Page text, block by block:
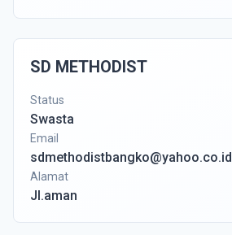
SD METHODIST
Status
Swasta
Email
sdmethodistbangko@yahoo.co.id
Alamat
Jl.aman